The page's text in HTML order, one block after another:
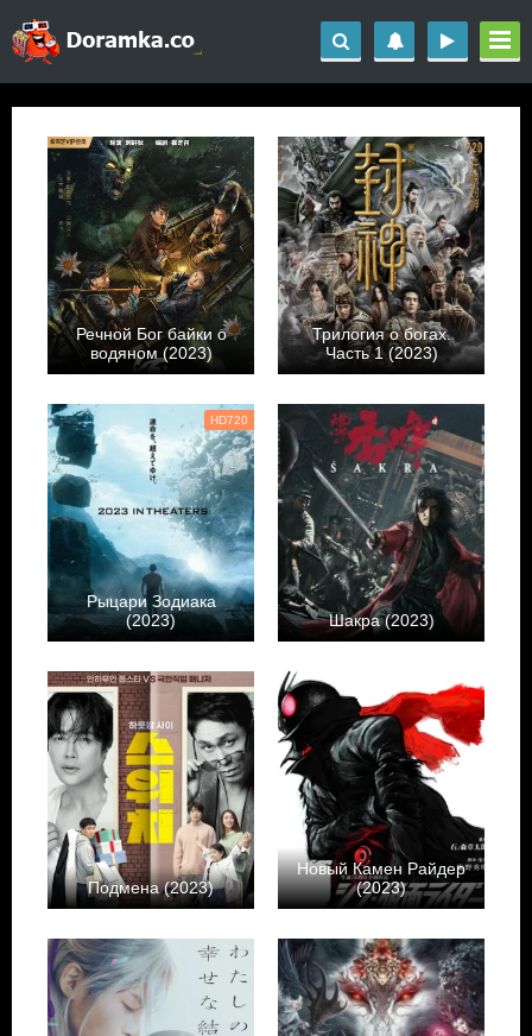
Речной Бог байки о
водяном (2023)
Трилогия о богах.
Часть 1 (2023)
HD720
Рыцари Зодиака
(2023)
Шакра (2023)
Подмена (2023)
Новый Камен Райдер
(2023)